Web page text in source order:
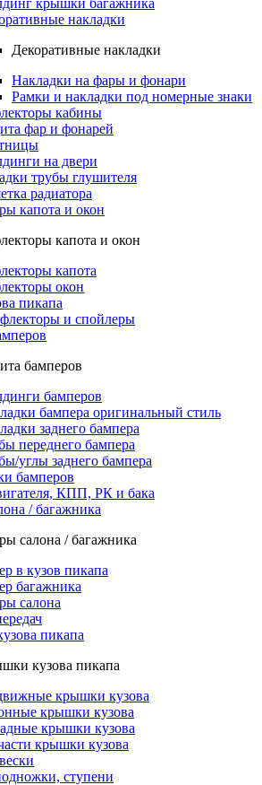
крышки багажника
накладки
Декоративные накладки
Накладки на фары и фонари
Рамки и накладки под номерные знаки
кабины
фар и фонарей
на двери
трубы глушителя
радиатора
капота и окон
капота и окон
капота
окон
пикапа
и спойлеры
бамперов
бамперов
бампера оригинальный стиль
заднего бампера
переднего бампера
углы заднего бампера
бамперов
КПП, РК и бака
/ багажника
салона / багажника
в кузов пикапа
багажника
салона
пикапа
кузова пикапа
крышки кузова
крышки кузова
крышки кузова
крышки кузова
ступени